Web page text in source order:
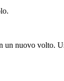
un nuovo volto.